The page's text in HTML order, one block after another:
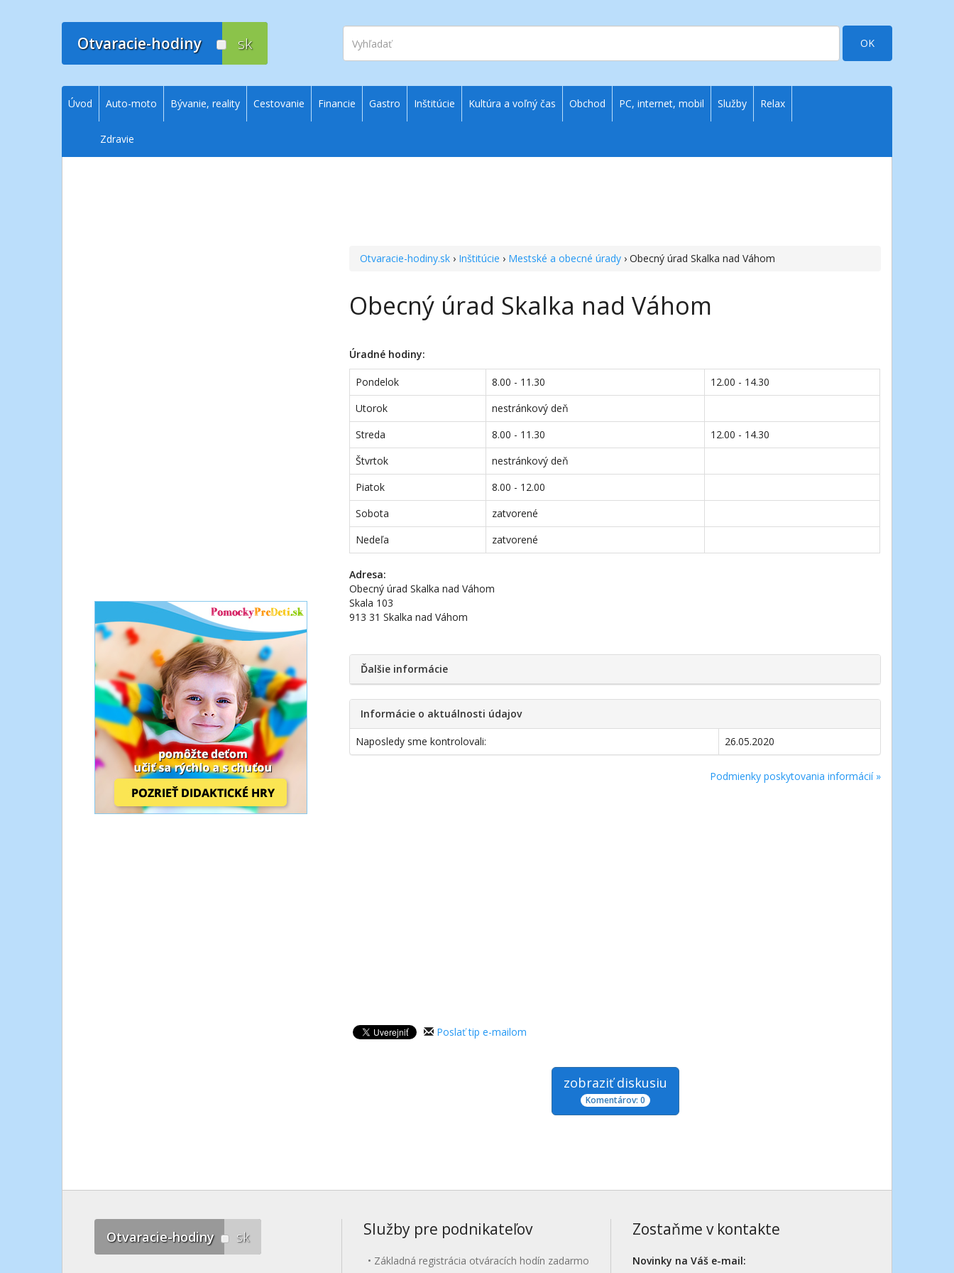
Otvaracie-hodiny sk
Vyhľadať
OK
Otvaracie-hodiny.sk › Inštitúcie › Mestské a obecné úrady › Obecný úrad Skalka nad Váhom
Obecný úrad Skalka nad Váhom
Úradné hodiny:
Pondelok 8.00 - 11.30
12.00 - 14.30
Utorok
nestránkový deň
Streda
8.00 - 11.30
12.00 - 14.30
Štvrtok
nestránkový deň
Piatok
8.00 - 12.00
Sobota
zatvorené
Nedeľa
zatvorené
Adresa:
Obecný úrad Skalka nad Váhom
Skala 103
913 31 Skalka nad Váhom
Ďalšie informácie
Informácie o aktuálnosti údajov
Naposledy sme kontrolovali: 26.05.2020
Podmienky poskytovania informácií »
Poslať tip e-mailom
zobraziť diskusiu
Komentárov: 0
Otvaracie-hodiny sk Služby pre podnikateľov
Základná registrácia otváracích hodín zadarmo
Zostaňme v kontakte
Novinky na Váš e-mail:
Úvod Auto-moto Bývanie, reality Cestovanie Financie Gastro Inštitúcie Kultúra a voľný čas Obchod PC, internet, mobil Služby Relax
Zdravie